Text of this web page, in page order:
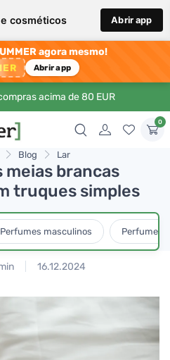
cosméticos Abrir app
agora mesmo!
Abrir app
acima de 80 EUR
0
Blog Lar
meias brancas
truques simples
Perfumes masculinos Perfumes
16.12.2024